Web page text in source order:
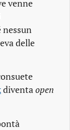
venne
delle
diventaopen